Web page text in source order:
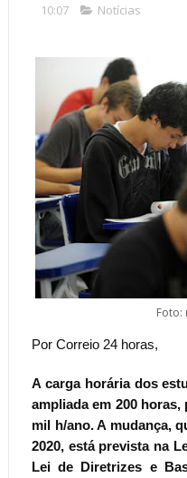
10:07 Notícias
Foto:
Por Correio 24 horas,
A carga horária dos
ampliada em 200 horas,
mil h/ano. A mudança,
2020, está prevista na
Lei de Diretrizes e